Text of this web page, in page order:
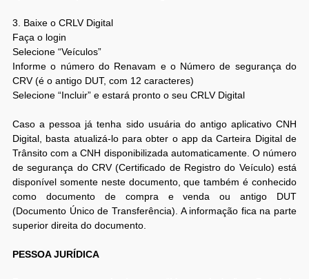
3. Baixe o CRLV Digital
Faça o login
Selecione “Veículos”
Informe o número do Renavam e o Número de segurança do
CRV (é o antigo DUT, com 12 caracteres)
Selecione “Incluir” e estará pronto o seu CRLV Digital
Caso a pessoa já tenha sido usuária do antigo aplicativo CNH
Digital, basta atualizá-lo para obter o app da Carteira Digital de
Trânsito com a CNH disponibilizada automaticamente. O número
de segurança do CRV (Certificado de Registro do Veículo) está
disponível somente neste documento, que também é conhecido
como documento de compra e venda ou antigo DUT
(Documento Único de Transferência). A informação fica na parte
superior direita do documento.
PESSOA JURÍDICA